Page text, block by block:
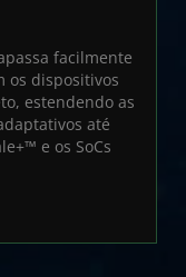
facilmente
os dispositivos
estendendo as
até
e os SoCs